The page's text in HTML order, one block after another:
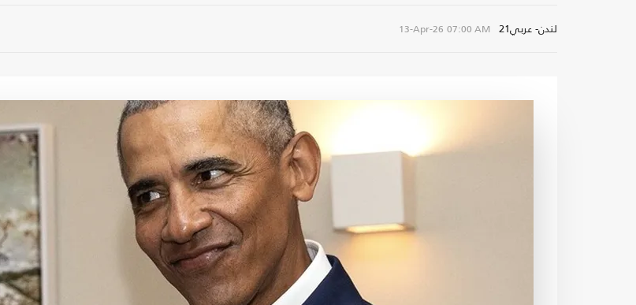
لندن- عربي21 13-Apr-26 07:00 AM